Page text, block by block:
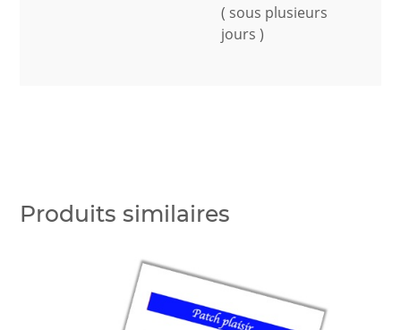
( sous plusieurs
jours )
Produits similaires